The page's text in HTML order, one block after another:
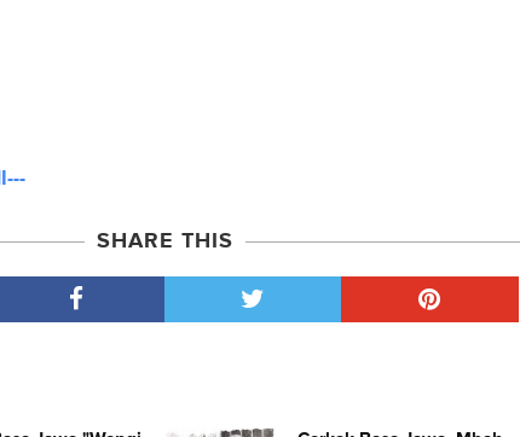
SHARE THIS